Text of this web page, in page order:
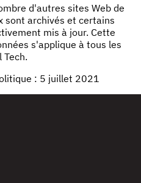
d'autres sites Web de
sont archivés et certains
mis à jour. Cette
s'applique à tous les
Tech.
: 5 juillet 2021